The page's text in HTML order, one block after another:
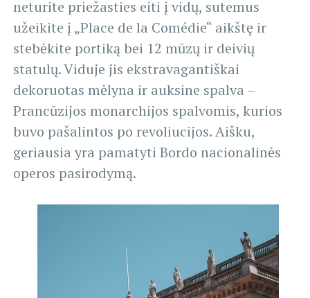
neturite priežasties eiti į vidų, sutemus
užeikite į „Place de la Comédie“ aikštę ir
stebėkite portiką bei 12 mūzų ir deivių
statulų. Viduje jis ekstravagantiškai
dekoruotas mėlyna ir auksine spalva –
Prancūzijos monarchijos spalvomis, kurios
buvo pašalintos po revoliucijos. Aišku,
geriausia yra pamatyti Bordo nacionalinės
operos pasirodymą.